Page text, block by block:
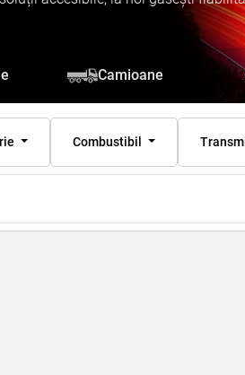
Camioane
Combustibil